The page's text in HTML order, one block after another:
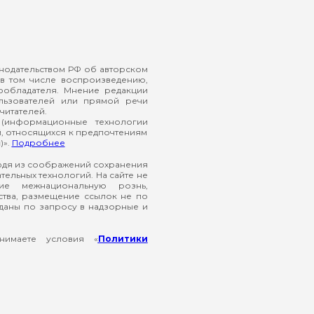
РФ об авторском
числе воспроизведению,
Мнение редакции
или прямой речи
технологии
относящихся к предпочтениям
Подробнее
из соображений сохранения
технологий. На сайте не
межнациональную рознь,
размещение ссылок не по
по запросу в надзорные и
условия «Политики